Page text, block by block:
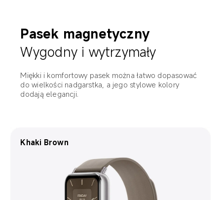
Pasek magnetyczny
Wygodny i wytrzymały
Miękki i komfortowy pasek można łatwo dopasować
do wielkości nadgarstka, a jego stylowe kolory
dodają elegancji.
Berry Red